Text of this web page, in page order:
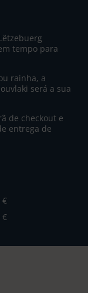
tempo para
rainha, a
será a sua
de checkout e
entrega de
€
€